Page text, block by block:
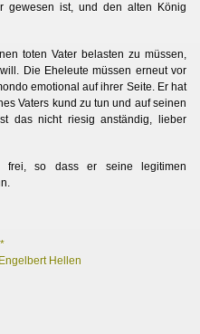
gewesen ist, und den alten König
toten Vater belasten zu müssen,
Die Eheleute müssen erneut vor
emotional auf ihrer Seite. Er hat
Vaters kund zu tun und auf seinen
das nicht riesig anständig, lieber
frei, so dass er seine legitimen
Hellen